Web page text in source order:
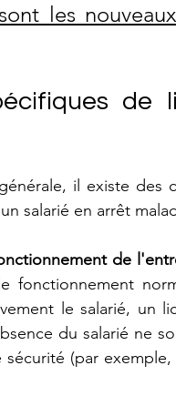
les
de
il existe des
salarié en arrêt
de
fonctionnement
le salarié, un
du salarié ne
(par